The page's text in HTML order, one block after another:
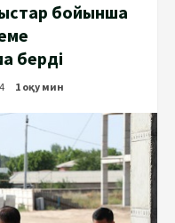
бойынша
берді
1 оқу мин